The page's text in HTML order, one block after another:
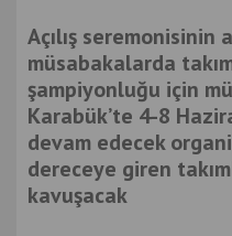
Açılış seremonisinin
müsabakalarda
şampiyonluğu için
Karabük’te 4-8
devam edecek
dereceye giren
kavuşacak